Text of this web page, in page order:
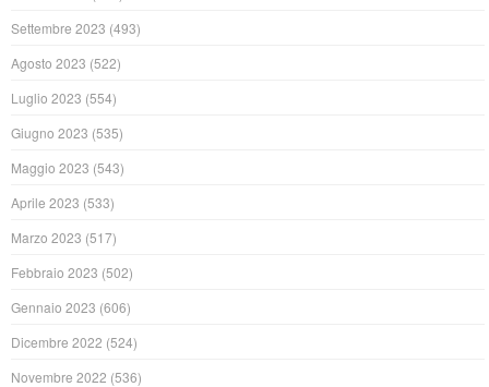
Settembre 2023 (493)
Agosto 2023 (522)
Luglio 2023 (554)
Giugno 2023 (535)
Maggio 2023 (543)
Aprile 2023 (533)
Marzo 2023 (517)
Febbraio 2023 (502)
Gennaio 2023 (606)
Dicembre 2022 (524)
Novembre 2022 (536)